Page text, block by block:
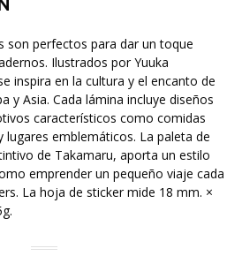
son perfectos para dar un toque
Ilustrados por Yuuka
inspira en la cultura y el encanto de
y Asia. Cada lámina incluye diseños
característicos como comidas
lugares emblemáticos. La paleta de
de Takamaru, aporta un estilo
emprender un pequeño viaje cada
La hoja de sticker mide 18 mm. ×